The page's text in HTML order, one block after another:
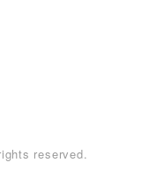
reserved.